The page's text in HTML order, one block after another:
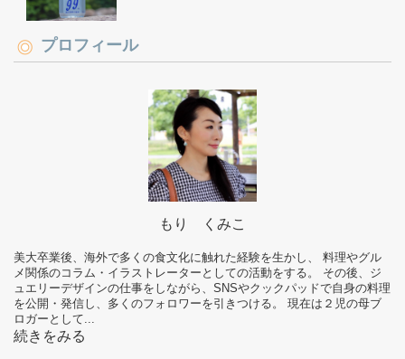
プロフィール
もり くみこ
美大卒業後、海外で多くの食文化に触れた経験を生かし、 料理やグル
メ関係のコラム・イラストレーターとしての活動をする。 その後、ジ
ュエリーデザインの仕事をしながら、SNSやクックパッドで自身の料理
を公開・発信し、多くのフォロワーを引きつける。 現在は２児の母ブ
ロガーとして...
続きをみる